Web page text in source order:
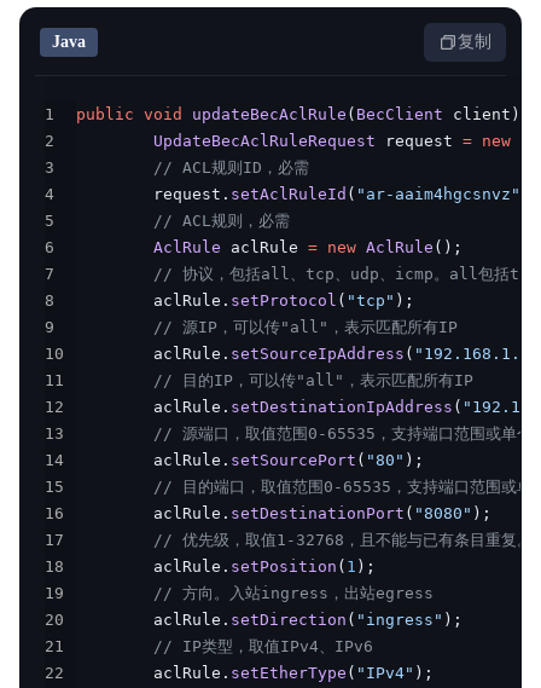
Java 复制
1 public void updateBecAclRule ( BecClient client )
2
UpdateBecAclRuleRequest request = new
3
// ACL规则ID，必需
4
        request
. setAclRuleId ( "ar-aaim4hgcsnvz"
5
// ACL规则，必需
6
AclRule aclRule = new AclRule ( ) ;
7
// 协议，包括all、tcp、udp、icmp。all包括tcp
8
        aclRule
. setProtocol ( "tcp" ) ;
9
// 源IP，可以传"all"，表示匹配所有IP
10
        aclRule
. setSourceIpAddress ( "192.168.1.1"
11
// 目的IP，可以传"all"，表示匹配所有IP
12
        aclRule
. setDestinationIpAddress (
13
// 源端口，取值范围0-65535，支持端口范围或单个
14
        aclRule
. setSourcePort ( "80" ) ;
15
// 目的端口，取值范围0-65535，支持端口范围或
16
        aclRule
. setDestinationPort ( "8080" ) ;
17
// 优先级，取值1-32768，且不能与已有条目重复。
18
        aclRule
. setPosition ( 1 ) ;
19
// 方向。入站ingress，出站egress
20
        aclRule
. setDirection ( "ingress" ) ;
21
// IP类型，取值IPv4、IPv6
22
        aclRule
. setEtherType ( "IPv4" ) ;